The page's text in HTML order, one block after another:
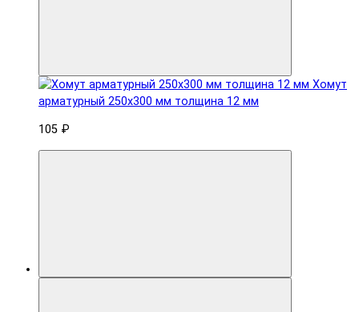
Хомут
арматурный 250x300 мм толщина 12 мм
105 ₽